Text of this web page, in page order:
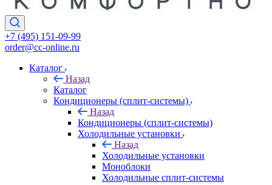
+7 (495) 151-09-99
order@cc-online.ru
Каталог
Назад
Каталог
Кондиционеры (сплит-системы)
Назад
Кондиционеры (сплит-системы)
Холодильные установки
Назад
Холодильные установки
Моноблоки
Холодильные сплит-системы